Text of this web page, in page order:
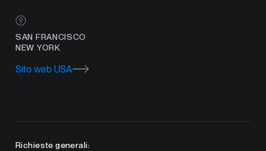
SAN FRANCISCO
NEW YORK
Sito web USA
Richieste generali: